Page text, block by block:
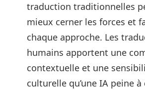
traduction traditionnelles
mieux cerner les forces et
chaque approche. Les
humains apportent une
contextuelle et une
culturelle qu’une IA peine à